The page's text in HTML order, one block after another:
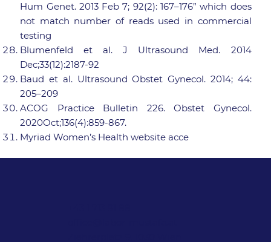
Hum Genet. 2013 Feb 7; 92(2): 167–176” which does
not match number of reads used in commercial
testing
Blumenfeld et al. J Ultrasound Med. 2014
Dec;33(12):2187-92
Baud et al. Ultrasound Obstet Gynecol. 2014; 44:
205–209
ACOG Practice Bulletin 226. Obstet Gynecol.
2020Oct;136(4):859-867.
Myriad Women’s Health website acce